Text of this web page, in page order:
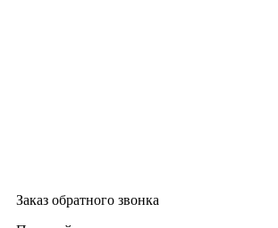
Заказ обратного звонка